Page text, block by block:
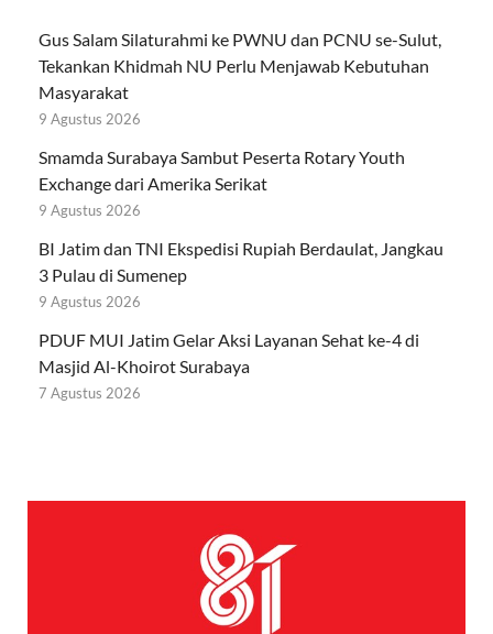
Gus Salam Silaturahmi ke PWNU dan PCNU se-Sulut,
Tekankan Khidmah NU Perlu Menjawab Kebutuhan
Masyarakat
9 Agustus 2026
Smamda Surabaya Sambut Peserta Rotary Youth
Exchange dari Amerika Serikat
9 Agustus 2026
BI Jatim dan TNI Ekspedisi Rupiah Berdaulat, Jangkau
3 Pulau di Sumenep
9 Agustus 2026
PDUF MUI Jatim Gelar Aksi Layanan Sehat ke-4 di
Masjid Al-Khoirot Surabaya
7 Agustus 2026